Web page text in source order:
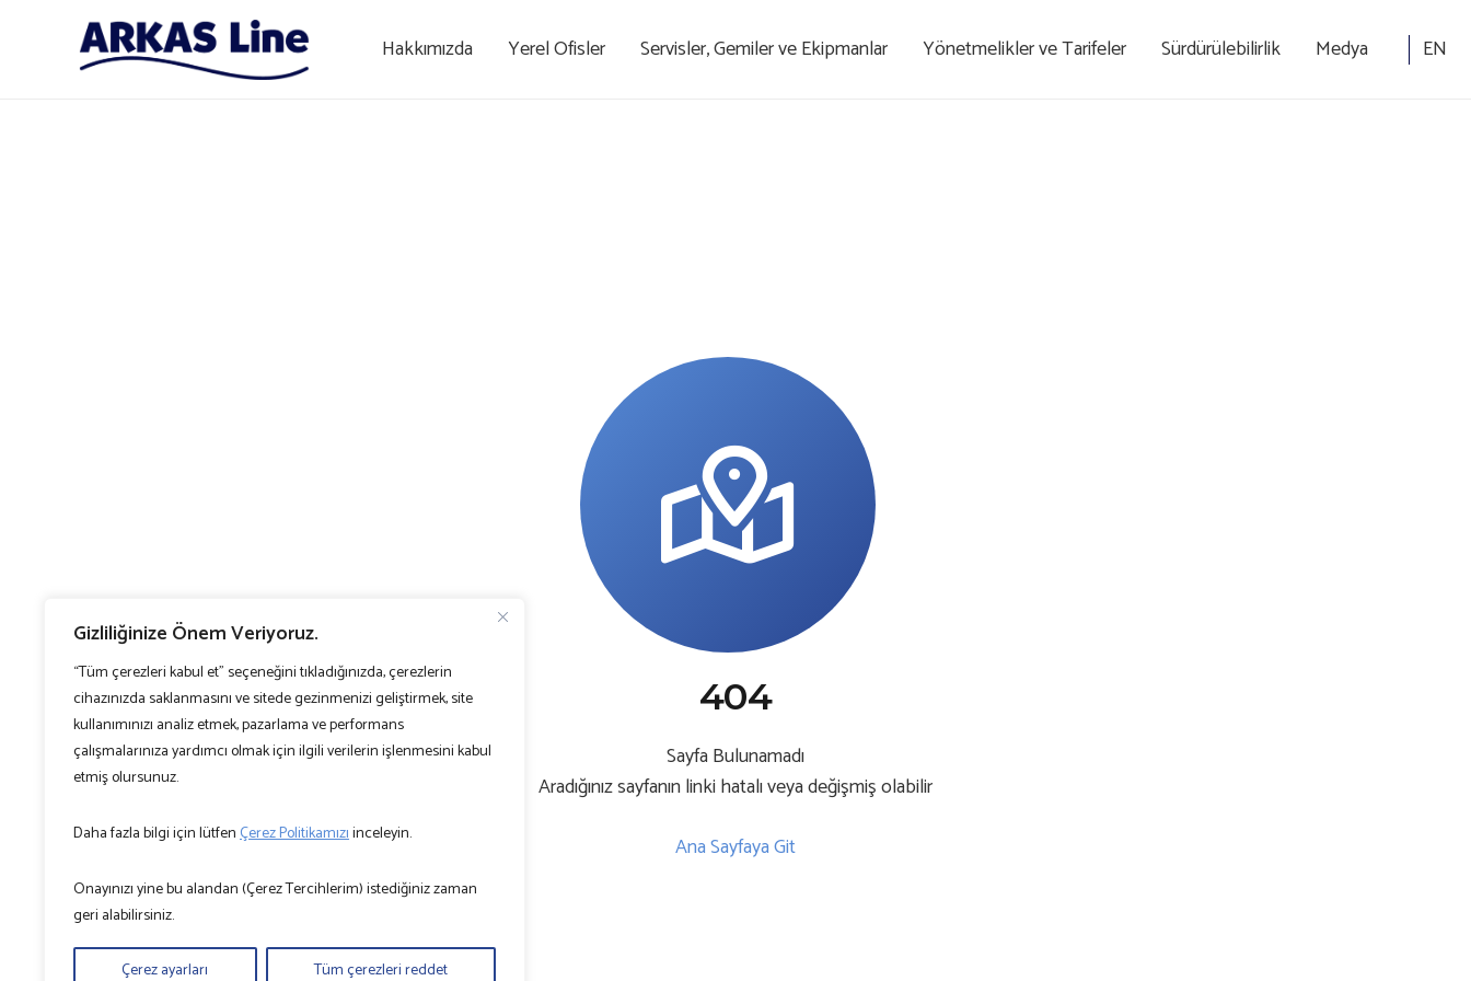
Gizliliğinize Önem Veriyoruz.
“Tüm çerezleri kabul et” seçeneğini tıkladığınızda, çerezlerin
cihazınızda saklanmasını ve sitede gezinmenizi geliştirmek, site
kullanımınızı analiz etmek, pazarlama ve performans
çalışmalarınıza yardımcı olmak için ilgili verilerin işlenmesini kabul
etmiş olursunuz.
Daha fazla bilgi için lütfenÇerez Politikamızıinceleyin.
Onayınızı yine bu alandan (Çerez Tercihlerim) istediğiniz zaman
geri alabilirsiniz.
Çerez ayarları Tüm çerezleri reddet
Hakkımızda Yerel Ofisler Servisler, Gemiler ve Ekipmanlar Yönetmelikler ve Tarifeler Sürdürülebilirlik Medya EN
404
Sayfa Bulunamadı
Aradığınız sayfanın linki hatalı veya değişmiş olabilir
Ana Sayfaya Git